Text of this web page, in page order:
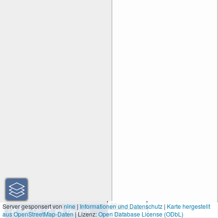
30 m
100 ft
Server gesponsert vonnine|Informationen und Datenschutz | Karte hergestellt
aus OpenStreetMap-Daten| Lizenz:Open Database License (ODbL)